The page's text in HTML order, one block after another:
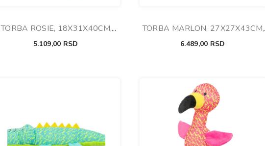
TORBA ROSIE, 18X31X40CM,
ROZE
5.109,00 RSD
TORBA MARLON, 27X27X43CM,
MASLINASTO/KREM
6.489,00 RSD